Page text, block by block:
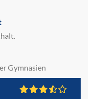
Gymnasien